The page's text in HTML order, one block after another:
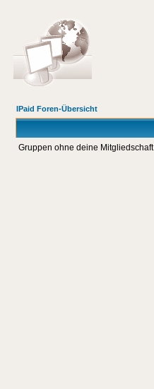
IPaid Foren-Übersicht
Gruppen ohne deine Mitgliedschaft